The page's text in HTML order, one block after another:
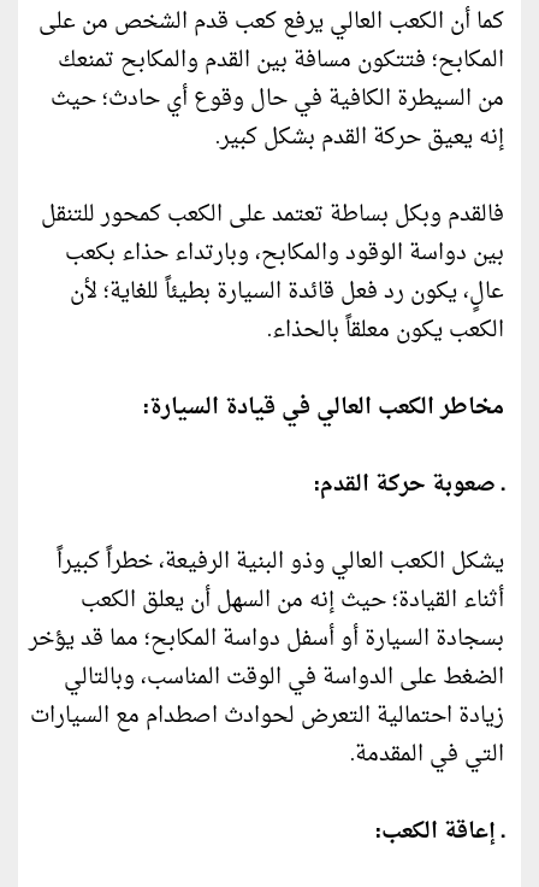
كما أن الكعب العالي يرفع كعب قدم الشخص من على
المكابح؛ فتتكون مسافة بين القدم والمكابح تمنعك
من السيطرة الكافية في حال وقوع أي حادث؛ حيث
إنه يعيق حركة القدم بشكل كبير.
فالقدم وبكل بساطة تعتمد على الكعب كمحور للتنقل
بين دواسة الوقود والمكابح، وبارتداء حذاء بكعب
عالٍ، يكون رد فعل قائدة السيارة بطيئاً للغاية؛ لأن
الكعب يكون معلقاً بالحذاء.
مخاطر الكعب العالي في قيادة السيارة:
ـ صعوبة حركة القدم:
يشكل الكعب العالي وذو البنية الرفيعة، خطراً كبيراً
أثناء القيادة؛ حيث إنه من السهل أن يعلق الكعب
بسجادة السيارة أو أسفل دواسة المكابح؛ مما قد يؤخر
الضغط على الدواسة في الوقت المناسب، وبالتالي
زيادة احتمالية التعرض لحوادث اصطدام مع السيارات
التي في المقدمة.
ـ إعاقة الكعب: